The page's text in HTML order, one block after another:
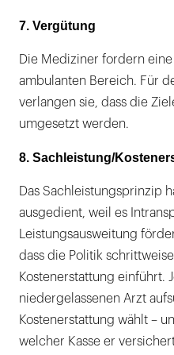
7. Vergütung
Die Mediziner fordern
ambulanten Bereich. Für
verlangen sie, dass die
umgesetzt werden.
8. Sachleistung/
Das Sachleistungsprinzip
ausgedient, weil es
Leistungsausweitung
dass die Politik
Kostenerstattung einführt.
niedergelassenen Arzt
Kostenerstattung wählt –
welcher Kasse er